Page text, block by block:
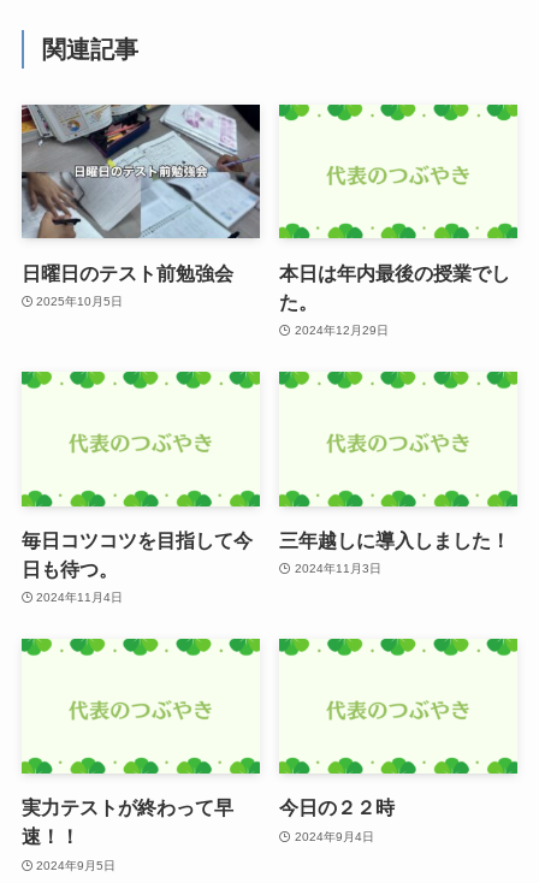
関連記事
日曜日のテスト前勉強会
2025年10月5日
本日は年内最後の授業でし
た。
2024年12月29日
毎日コツコツを目指して今
日も待つ。
2024年11月4日
三年越しに導入しました！
2024年11月3日
実力テストが終わって早
速！！
2024年9月5日
今日の２２時
2024年9月4日